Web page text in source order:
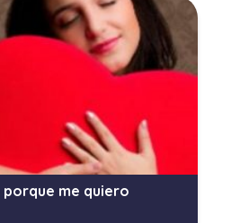
porque me quiero